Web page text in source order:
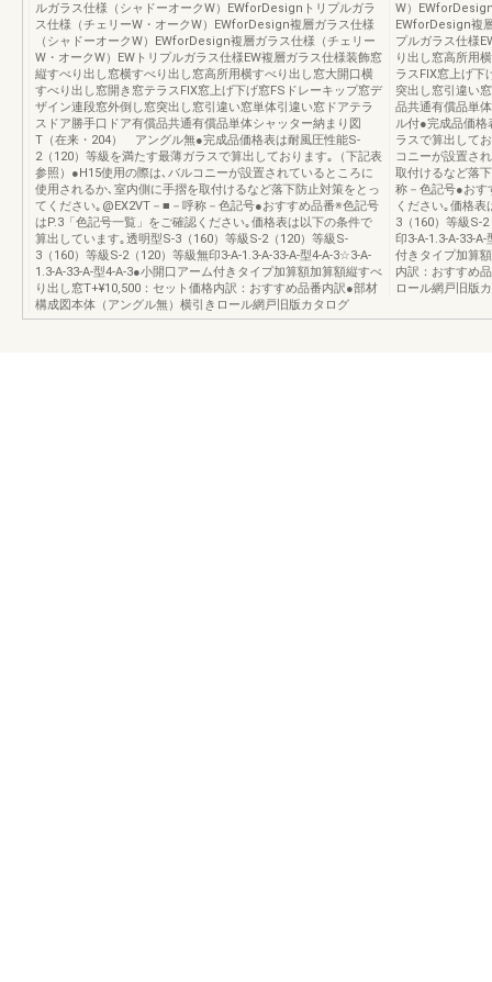
ルガラス仕様（シャドーオークW）EWforDesignトリプルガラ
ス仕様（チェリーW・オークW）EWforDesign複層ガラス仕様
（シャドーオークW）EWforDesign複層ガラス仕様（チェリー
W・オークW）EWトリプルガラス仕様EW複層ガラス仕様装飾窓
縦すべり出し窓横すべり出し窓高所用横すべり出し窓大開口横
すべり出し窓開き窓テラスFIX窓上げ下げ窓FSドレーキップ窓デ
ザイン連段窓外倒し窓突出し窓引違い窓単体引違い窓ドアテラ
スドア勝手口ドア有償品共通有償品単体シャッター納まり図
T（在来・204） アングル無●完成品価格表は耐風圧性能S-
2（120）等級を満たす最薄ガラスで算出しております｡（下記表
参照）●H15使用の際は､バルコニーが設置されているところに
使用されるか､室内側に手摺を取付けるなど落下防止対策をとっ
てください｡@EX2VT－■－呼称－色記号●おすすめ品番※色記号
はP.3「色記号一覧」をご確認ください｡価格表は以下の条件で
算出しています｡透明型S-3（160）等級S-2（120）等級S-
3（160）等級S-2（120）等級無印3-A-1.3-A-33-A-型4-A-3☆3-A-
1.3-A-33-A-型4-A-3●小開口アーム付きタイプ加算額加算額縦すべ
り出し窓T+¥10,500：セット価格内訳：おすすめ品番内訳●部材
構成図本体（アングル無）横引きロール網戸旧版カタログ
W）
EWforDesign複
プルガラス仕様
り出し窓高所用
ラスFIX窓上げ下
突出し窓引違い
品共通有償品単
ル付●完成品価格
ラスで算出して
コニーが設置さ
取付けるなど落
称－色記号●おす
ください｡価格
3（160）等級S-
印3-A-1.3-A-33-
付きタイプ加算
内訳：おすすめ
ロール網戸旧版